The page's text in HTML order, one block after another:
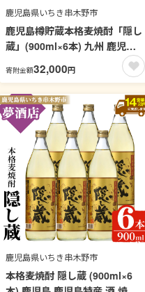
鹿児島県いちき串木野市
鹿児島樽貯蔵本格麦焼酎「隠し
蔵」(900ml×6本) 九州 鹿児島
鹿児島特産 酒 焼酎 麦焼酎 家飲
み セット 900ml パック【吉村
酒店】【99-003-63】
寄附金額32,000円
鹿児島県いちき串木野市
本格麦焼酎 隠し蔵 (900ml×6